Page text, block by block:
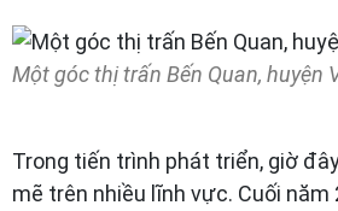
Một góc thị trấn Bến Quan, huyện
Trong tiến trình phát triển, giờ
mẽ trên nhiều lĩnh vực. Cuối